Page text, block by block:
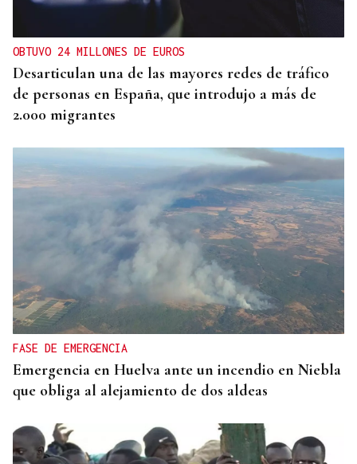
OBTUVO 24 MILLONES DE EUROS
Desarticulan una de las mayores redes de tráfico
de personas en España, que introdujo a más de
2.000 migrantes
FASE DE EMERGENCIA
Emergencia en Huelva ante un incendio en Niebla
que obliga al alejamiento de dos aldeas